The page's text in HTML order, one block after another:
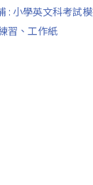
: 小學英文科考試
習、工作紙